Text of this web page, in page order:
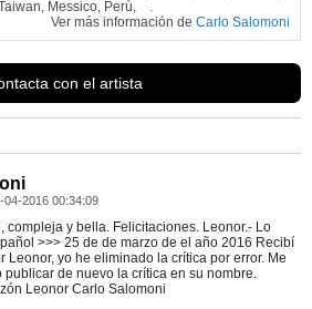
Messico, Perù, .
Ver más información de Carlo Salomoni
con el artista
04-2016 00:34:09
compleja y bella. Felicitaciones. Leonor.- Lo
>>> 25 de de marzo de el año 2016 Recibí
Leonor, yo he eliminado la crítica por error. Me
publicar de nuevo la crítica en su nombre.
Leonor Carlo Salomoni